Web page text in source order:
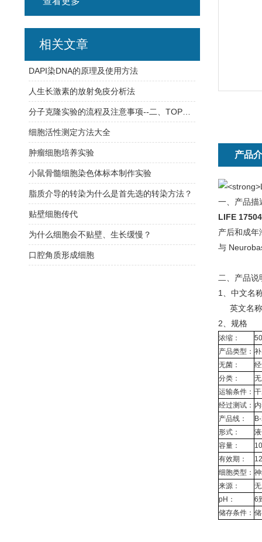
产品
一、产品描
LIFE
产后和成年
与
二、产品说
1、中文名
英文名称
2、规格
浓缩：
产品类型：
无菌：
分类：
运输条件：
经过测试：
产品线：
形式：
容量：
有效期：
细胞类型：
来源：
pH：
6
储存条件：
相关文章
DAPI染DNA的原理及使用方法
人生长激素的放射免疫分析法
细胞活性测定方法大全
肿瘤细胞培养实验
小鼠骨髓细胞染色体标本制作实验
脂质介导的转染为什么是首先选的转染方法？
贴壁细胞传代
为什么细胞会不贴壁、生长缓慢？
口腔角质形成细胞